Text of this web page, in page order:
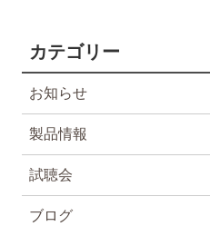
カテゴリー
お知らせ
製品情報
試聴会
ブログ